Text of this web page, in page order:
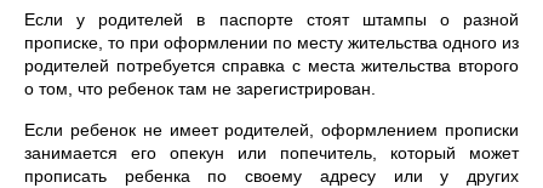
Если у родителей в паспорте стоят штампы о разной
прописке, то при оформлении по месту жительства одного из
родителей потребуется справка с места жительства второго
о том, что ребенок там не зарегистрирован.
Если ребенок не имеет родителей, оформлением прописки
занимается его опекун или попечитель, который может
прописать ребенка по своему адресу или у других